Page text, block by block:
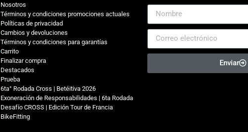
Nosotros
Términos y condiciones promociones actuales
Políticas de privacidad
Cambios y devoluciones
Términos y condiciones para garantías
Carrito
Finalizar compra
Destacados
Prueba
6ta° Rodada Cross | Betéitiva 2026
Exoneración de Responsabilidades | 6ta Rodada
Desafío CROSS | Edición Tour de Francia
BikeFitting
Enviar